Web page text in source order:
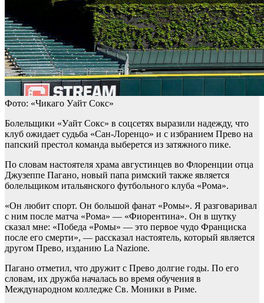
Фото: «Чикаго Уайт Сокс»
Болельщики «Уайт Сокс» в соцсетях выразили надежду, что
клуб ожидает судьба «Сан-Лоренцо» и с избранием Прево на
папский престол команда выберется из затяжного пике.
По словам настоятеля храма августинцев во Флоренции отца
Джузеппе Пагано, новый папа римский также является
болельщиком итальянского футбольного клуба «Рома».
«Он любит спорт. Он большой фанат «Ромы». Я разговаривал
с ним после матча «Рома» — «Фиорентина». Он в шутку
сказал мне: «Победа «Ромы» — это первое чудо Франциска
после его смерти», — рассказал настоятель, который является
другом Прево, изданию La Nazione.
Пагано отметил, что дружит с Прево долгие годы. По его
словам, их дружба началась во время обучения в
Международном колледже Св. Моники в Риме.